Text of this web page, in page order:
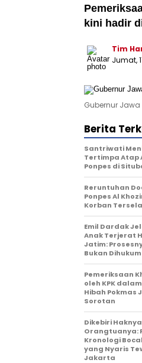
kini hadir
Tim
Jumat,
Gubernur
Berita
Santriwati
Tertimpa Atap
Ponpes di
Reruntuhan
Ponpes Al
Korban
Emil Dardak
Anak Terjerat
Jatim:
Bukan Dihukum
Pemeriksaan
oleh KPK
Hibah Pokmas
Sorotan
Dikebiri
Orangtuanya:
Kronologi
yang Nyaris
Jakarta